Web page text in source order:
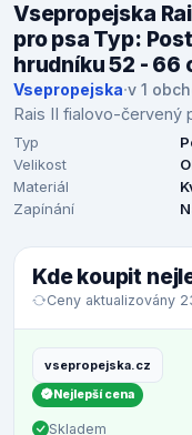
Vsepropejska
pro psa Typ:
hrudníku 52 - 66
Vsepropejska·v 1
Rais II fialovo-červený
Typ
Velikost
Materiál
Zapínání
Kde koupit
Ceny aktualizovány
vsepropejska.cz
Nejlepší cena
Skladem